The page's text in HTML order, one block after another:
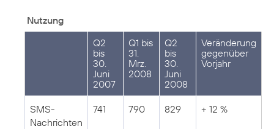
Nutzung
Q2
bis
30.
Juni
2007
Q1 bis
31.
Mrz.
2008
Q2
bis
30.
Juni
2008
Veränderung
gegenüber
Vorjahr
SMS-
Nachrichten
741 790 829 + 12 %